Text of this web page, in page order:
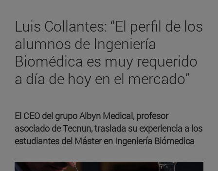
Luis Collantes: “El perfil de los
alumnos de Ingeniería
Biomédica es muy requerido
a día de hoy en el mercado”
El CEO del grupo Albyn Medical, profesor
asociado de Tecnun, traslada su experiencia a los
estudiantes del Máster en Ingeniería Biómedica